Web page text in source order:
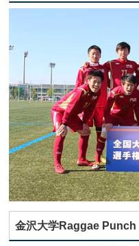
金沢大学Raggae Punch